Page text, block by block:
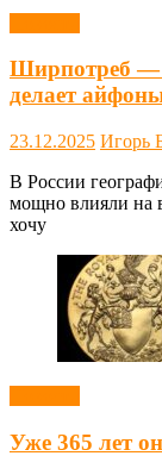
Ширпотреб —
делает
23.12.2025 Игорь
В России
мощно влияли на
хочу
Уже 365 лет